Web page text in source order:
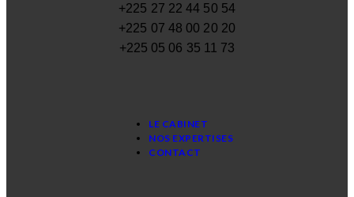
+225 27 22 44 50 54
+225 07 48 00 20 20
+225 05 06 35 11 73
LE CABINET
NOS EXPERTISES
CONTACT